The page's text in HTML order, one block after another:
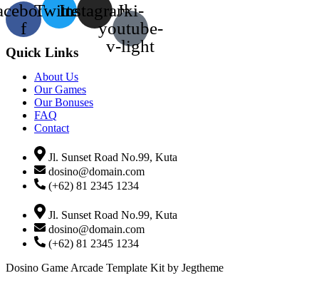
f
TwitterInstagramJki-
youtube-
v-light
Quick Links
About Us
Our Games
Our Bonuses
FAQ
Contact
Jl. Sunset Road No.99, Kuta
dosino@domain.com
(+62) 81 2345 1234
Jl. Sunset Road No.99, Kuta
dosino@domain.com
(+62) 81 2345 1234
Dosino Game Arcade Template Kit by Jegtheme